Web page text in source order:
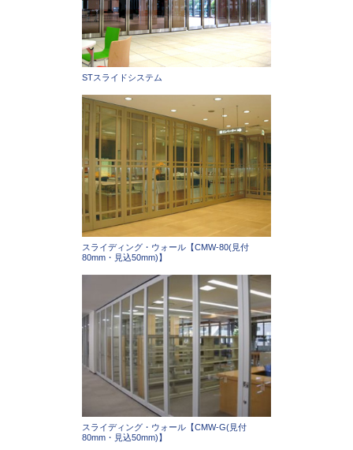
STスライドシステム
スライディング・ウォール【CMW-80(見付
80mm・見込50mm)】
スライディング・ウォール【CMW-G(見付
80mm・見込50mm)】